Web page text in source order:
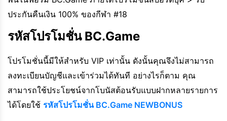
ประกันคืนเงิน 100% ของกีฬา #18
รหัสโปรโมชั่น BC.Game
โปรโมชั่นนี้มีให้สำหรับ VIP เท่านั้น ดังนั้นคุณจึงไม่สามารถ
ลงทะเบียนบัญชีและเข้าร่วมได้ทันที อย่างไรก็ตาม คุณ
สามารถใช้ประโยชน์จากโบนัสต้อนรับแบบฝากหลายรายการ
ได้โดยใช้ รหัสโปรโมชั่น BC.Game NEWBONUS